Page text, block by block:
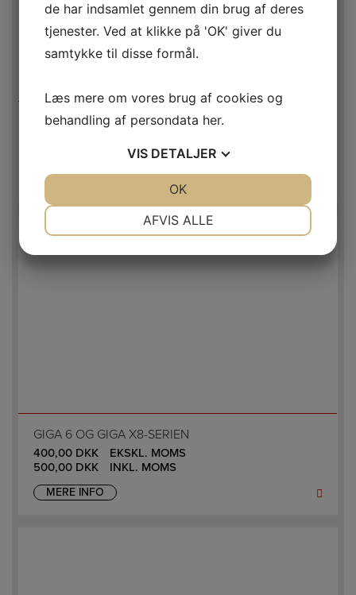
INKL. MOMS
Mere info
GIGA 6 OG GIGA X8-SERIEN
400,00 DKK
EKSKL. MOMS
500,00 DKK INKL. MOMS
MERE INFO
de har indsamlet gennem din brug af deres
tjenester. Ved at klikke på 'OK' giver du
samtykke til disse formål.
Læs mere om vores brug af cookies og
behandling af persondata her.
VIS DETALJER
AFVIS ALLE
OK